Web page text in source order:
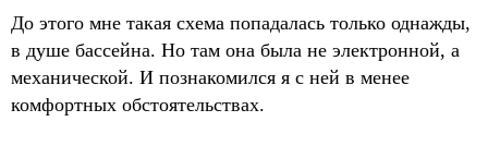
До этого мне такая схема попадалась только однажды,
в душе бассейна. Но там она была не электронной, а
механической. И познакомился я с ней в менее
комфортных обстоятельствах.